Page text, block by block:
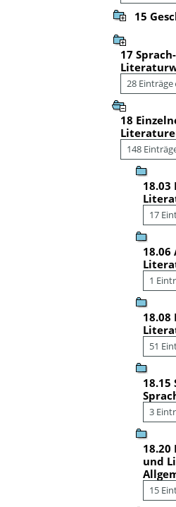
15
17
28 Einträge
18
148
18.03
17
18.06
1
18.08
51
18.15
3
18.20
und
15